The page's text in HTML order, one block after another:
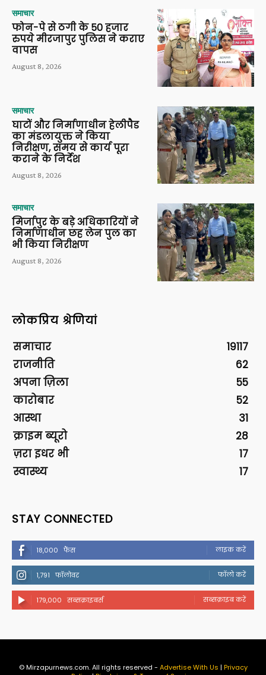
समाचार
फोन-पे से ठगी के 50 हजार
रुपये मीरजापुर पुलिस ने कराए
वापस
August 8, 2026
समाचार
घाटों और निर्माणाधीन हेलीपैड
का मंडलायुक्त ने किया
निरीक्षण, समय से कार्य पूरा
कराने के निर्देश
August 8, 2026
समाचार
मिर्जापुर के बड़े अधिकारियों ने
निर्माणाधीन छह लेन पुल का
भी किया निरीक्षण
August 8, 2026
लोकप्रिय श्रेणियां
समाचार
19117
राजनीति
62
अपना ज़िला
55
कारोबार
52
आस्था
31
क्राइम ब्यूरो
28
ज़रा इधर भी
17
स्वास्थ्य
17
STAY CONNECTED
18,000 फैंस लाइक करें
1,791 फॉलोवर फॉलो करें
179,000 सब्सक्राइबर्स सब्सक्राइब करें
© Mirzapurnews.com. All rights reserved - Advertise With Us | Privacy